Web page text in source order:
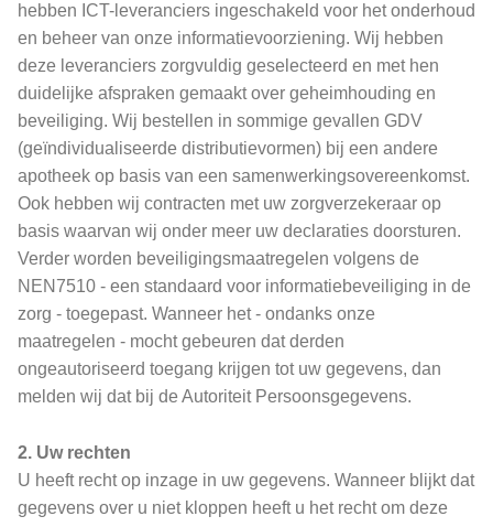
hebben ICT-leveranciers ingeschakeld voor het onderhoud
en beheer van onze informatievoorziening. Wij hebben
deze leveranciers zorgvuldig geselecteerd en met hen
duidelijke afspraken gemaakt over geheimhouding en
beveiliging. Wij bestellen in sommige gevallen GDV
(geïndividualiseerde distributievormen) bij een andere
apotheek op basis van een samenwerkingsovereenkomst.
Ook hebben wij contracten met uw zorgverzekeraar op
basis waarvan wij onder meer uw declaraties doorsturen.
Verder worden beveiligingsmaatregelen volgens de
NEN7510 - een standaard voor informatiebeveiliging in de
zorg - toegepast. Wanneer het - ondanks onze
maatregelen - mocht gebeuren dat derden
ongeautoriseerd toegang krijgen tot uw gegevens, dan
melden wij dat bij de Autoriteit Persoonsgegevens.
2. Uw rechten
U heeft recht op inzage in uw gegevens. Wanneer blijkt dat
gegevens over u niet kloppen heeft u het recht om deze